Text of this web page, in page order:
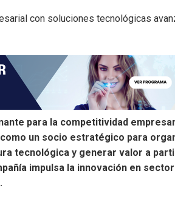
para la competitividad
un socio estratégico para
tecnológica y generar valor a
impulsa la innovación en